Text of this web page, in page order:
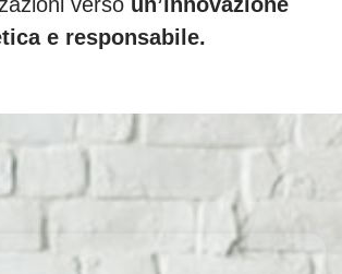
verso un’innovazione
e responsabile.